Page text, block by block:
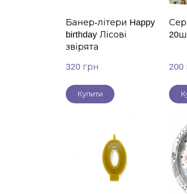
Банер-літери Happy
birthday Лісові
звірята
320 грн
Купити
200